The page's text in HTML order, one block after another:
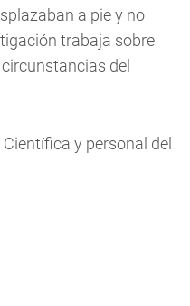
a pie y no
trabaja sobre
del
y personal del